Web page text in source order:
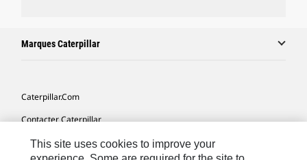
Marques Caterpillar
Caterpillar.com
Contacter Caterpillar
Mes Préférences Marketing
This site uses cookies to improve your